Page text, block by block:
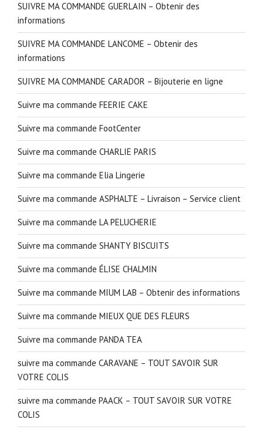
SUIVRE MA COMMANDE GUERLAIN – Obtenir des
informations
SUIVRE MA COMMANDE LANCOME – Obtenir des
informations
SUIVRE MA COMMANDE CARADOR – Bijouterie en ligne
Suivre ma commande FEERIE CAKE
Suivre ma commande FootCenter
Suivre ma commande CHARLIE PARIS
Suivre ma commande Elia Lingerie
Suivre ma commande ASPHALTE – Livraison – Service client
Suivre ma commande LA PELUCHERIE
Suivre ma commande SHANTY BISCUITS
Suivre ma commande ÉLISE CHALMIN
Suivre ma commande MIUM LAB – Obtenir des informations
Suivre ma commande MIEUX QUE DES FLEURS
Suivre ma commande PANDA TEA
suivre ma commande CARAVANE – TOUT SAVOIR SUR
VOTRE COLIS
suivre ma commande PAACK – TOUT SAVOIR SUR VOTRE
COLIS